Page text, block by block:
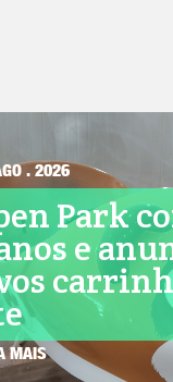
. 2026
Park
e
MAIS